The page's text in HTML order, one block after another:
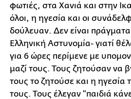
φωτιές, στα Χανιά και στην
όλοι, η ηγεσία και οι
δούλευαν. Δεν είναι
Ελληνική Αστυνομία- γιατί
για 6 ώρες περίμενε με
μαζί τους. Τους ζητούσαν να
τους το ζητούσε και η ηγεσία
τους. Τους έλεγαν "παιδιά